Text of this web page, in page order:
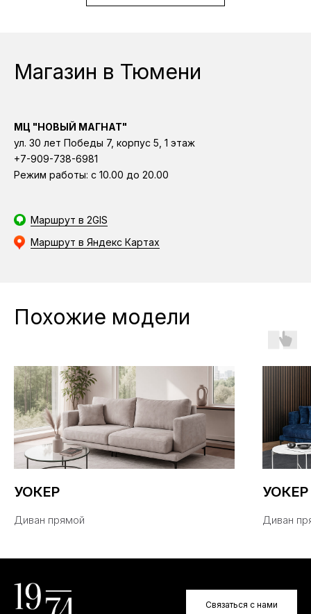
За 25 лет работы мы получили
Маршрут в Яндекс Картах
МЦ "НОВЫЙ МАГНАТ"
ул. 30 лет Победы 7, корпус 5, 1 этаж
+7-909-738-6981
Режим работы: с 10.00 до 20.00
Магазин в Тюмени
Маршрут в 2GIS
Похожие
модели
Похожие модели
УОКЕР
Диван прямой Диван
Связаться с нами